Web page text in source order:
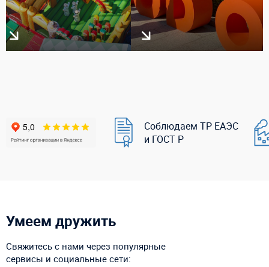
Соблюдаем ТР ЕАЭС
и ГОСТ Р
Умеем дружить
Свяжитесь с нами через популярные
сервисы и социальные сети: